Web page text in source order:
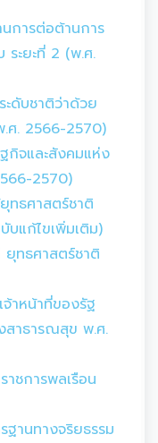
การต่อต้านการ
ระยะที่ 2 (พ.ศ.
ะดับชาติว่าด้วย
ศ. 2566-2570)
กิจและสังคมแห่ง
2570)
ทธศาสตร์ชาติ
แก้ไขเพิ่มเติม)
ยุทธศาสตร์ชาติ
าหน้าที่ของรัฐ
สาธารณสุข พ.ศ.
าชการพลเรือน
านทางจริยธรรม